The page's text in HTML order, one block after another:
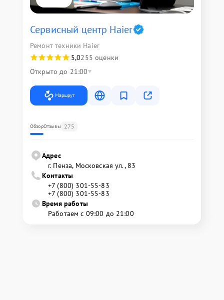
Сервисный центр Haier
Ремонт техники Haier
5,0255 оценки
Открыто до 21:00
Маршрут
ОбзорОтзывы 275
Адрес
г. Пенза, Московская ул., 83
Контакты
+7 (800) 301-55-83
+7 (800) 301-55-83
Время работы
Работаем с 09:00 до 21:00